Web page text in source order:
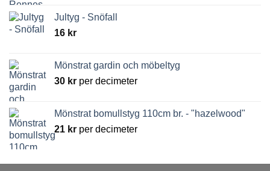
Jultyg - Snöfall
16 kr
Mönstrat gardin och möbeltyg
30 kr per decimeter
Mönstrat bomullstyg 110cm br. - "hazelwood"
21 kr per decimeter